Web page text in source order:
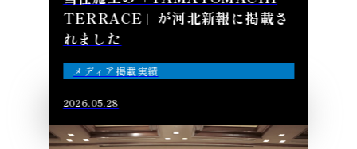
TERRACE」が河北新報に掲載さ
れました
メディア掲載実績
2026.05.28